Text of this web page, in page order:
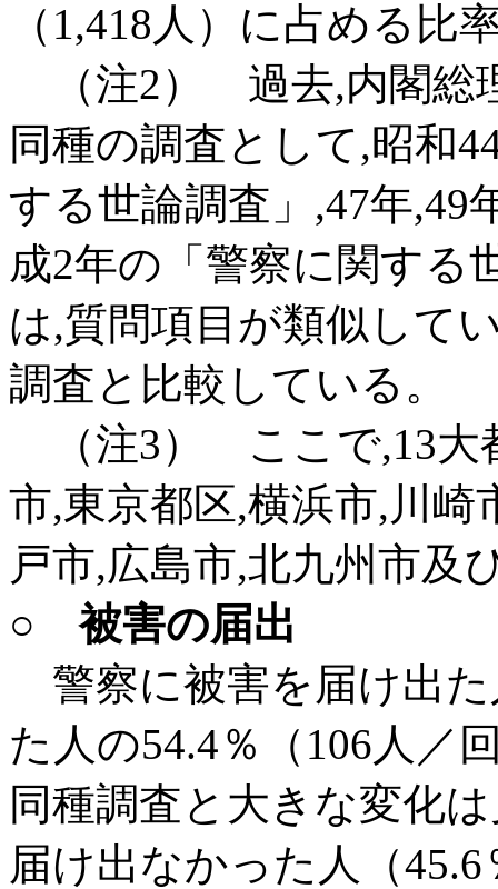
（1,418人）に占める比
（注2） 過去,内閣総
同種の調査として,昭和
する世論調査」,47年,49
成2年の「警察に関する
は,質問項目が類似して
調査と比較している。
（注3） ここで,13大
市,東京都区,横浜市,川崎
戸市,広島市,北九州市及
○ 被害の届出
警察に被害を届け出
た人の54.4％（106人／
同種調査と大きな変化
届け出なかった人（